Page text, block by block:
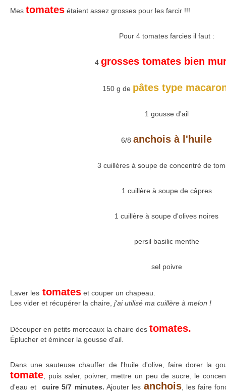
Mes tomates étaient assez grosses pour les farcir !!!
Pour 4 tomates farcies il faut :
4 grosses tomates bien
150 g de pâtes type
1 gousse d'ail
6/8 anchois à l'huile
3 cuillères à soupe de concentré de
1 cuillère à soupe de câpres
1 cuillère à soupe d'olives noires
persil basilic menthe
sel poivre
Laver les tomates et couper un chapeau.
Les vider et récupérer la chaire, j'ai utilisé ma cuillère à melon !
Découper en petits morceaux la chaire des tomates.
Éplucher et émincer la gousse d'ail.
Dans une sauteuse chauffer de l'huile d'olive, faire dorer la
tomate , puis saler, poivrer, mettre un peu de sucre, le
d'eau et cuire 5/7 minutes. Ajouter les anchois, les faire